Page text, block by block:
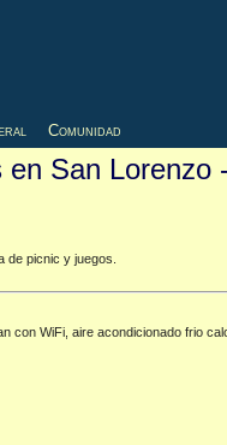
Comunidad
San Lorenzo -
de picnic y juegos.
WiFi, aire acondicionado frio